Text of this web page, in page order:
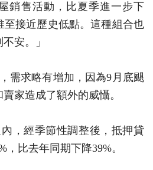
銷售活動，比夏季進一步下
至接近歷史低點。這種組合也
安。」
需求略有增加，因為9月底颶
家造成了額外的威懾。
，經季節性調整後，抵押貸
比去年同期下降39%。